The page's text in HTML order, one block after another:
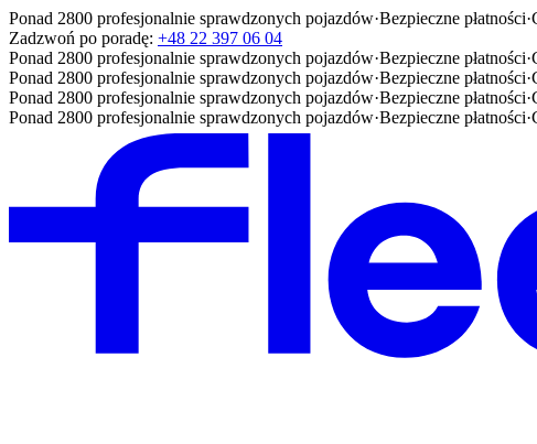
Ponad 2800 profesjonalnie sprawdzonych pojazdów·Bezpieczne płatności·
Zadzwoń po poradę: +48 22 397 06 04
Ponad 2800 profesjonalnie sprawdzonych pojazdów·Bezpieczne płatności·
Ponad 2800 profesjonalnie sprawdzonych pojazdów·Bezpieczne płatności·
Ponad 2800 profesjonalnie sprawdzonych pojazdów·Bezpieczne płatności·
Ponad 2800 profesjonalnie sprawdzonych pojazdów·Bezpieczne płatności·